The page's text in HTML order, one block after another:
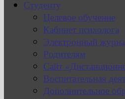
Студенту
Целевое обучение
Кабинет психолога
Электронный
Родителям
Сайт
Воспитательная
Дополнительное